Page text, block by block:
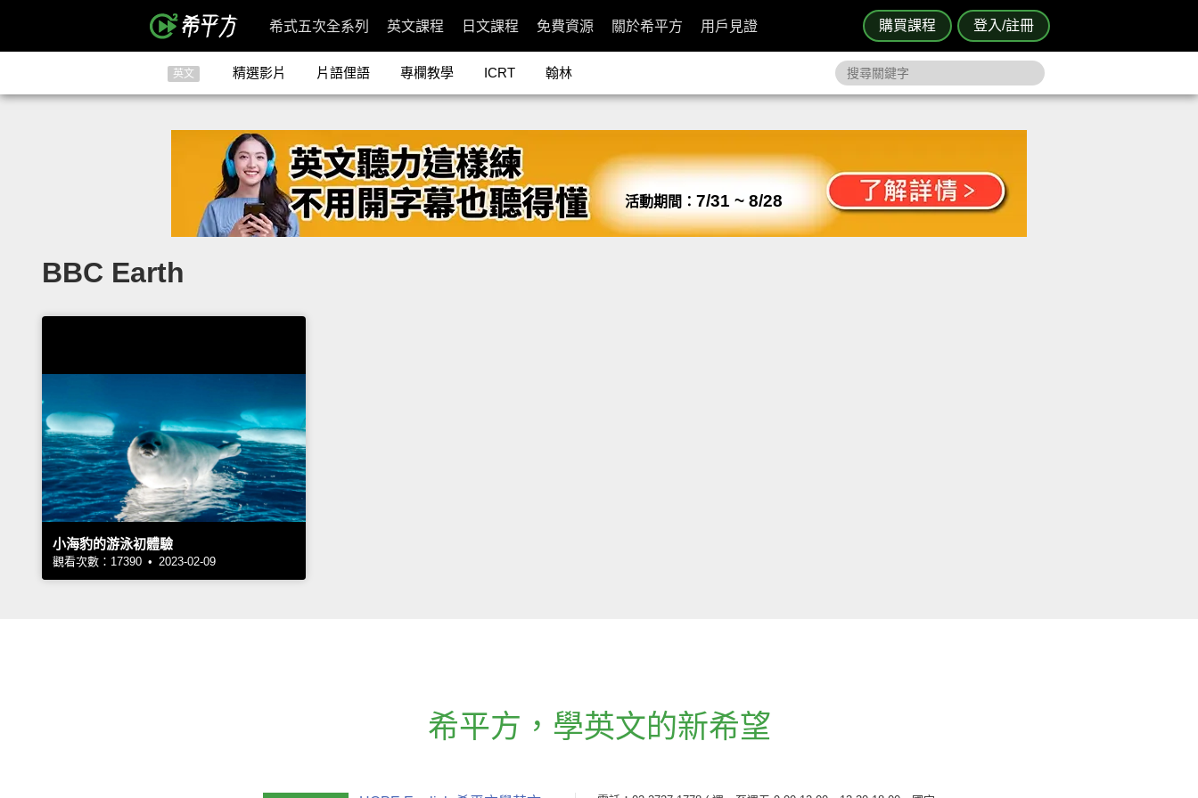
購買課程 登入/註冊
希式五次全系列 英文課程 日文課程 免費資源 關於希平方 用戶見證
英文 精選影片 片語俚語 專欄教學 ICRT 翰林
活動期間： 7/31 ~ 8/28
BBC Earth
小海豹的游泳初體驗
觀看次數：17390 • 2023-02-09
希平方 ， 學英文的新希望